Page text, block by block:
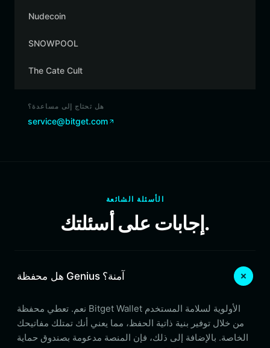
Nudecoin
SNOWPOOL
The Cate Cult
هل تحتاج إلى مساعدة؟
service@bitget.com
الأسئلة الشائعة
إجابات على أسئلتك.
هل محفظة Genius آمنة؟
نعم. تعطي محفظة Bitget Wallet الأولوية لسلامة المستخدم
من خلال توفير بنية ذاتية الحفظ، مما يعني أنك تمتلك مفاتيحك
الخاصة. بالإضافة إلى ذلك، فإن المنصة مدعومة بصندوق حماية